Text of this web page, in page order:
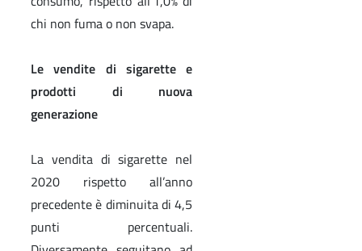
chi non fuma o non svapa.
Le vendite di sigarette e
prodotti di nuova
generazione
La vendita di sigarette nel
2020 rispetto all’anno
precedente è diminuita di 4,5
punti percentuali.